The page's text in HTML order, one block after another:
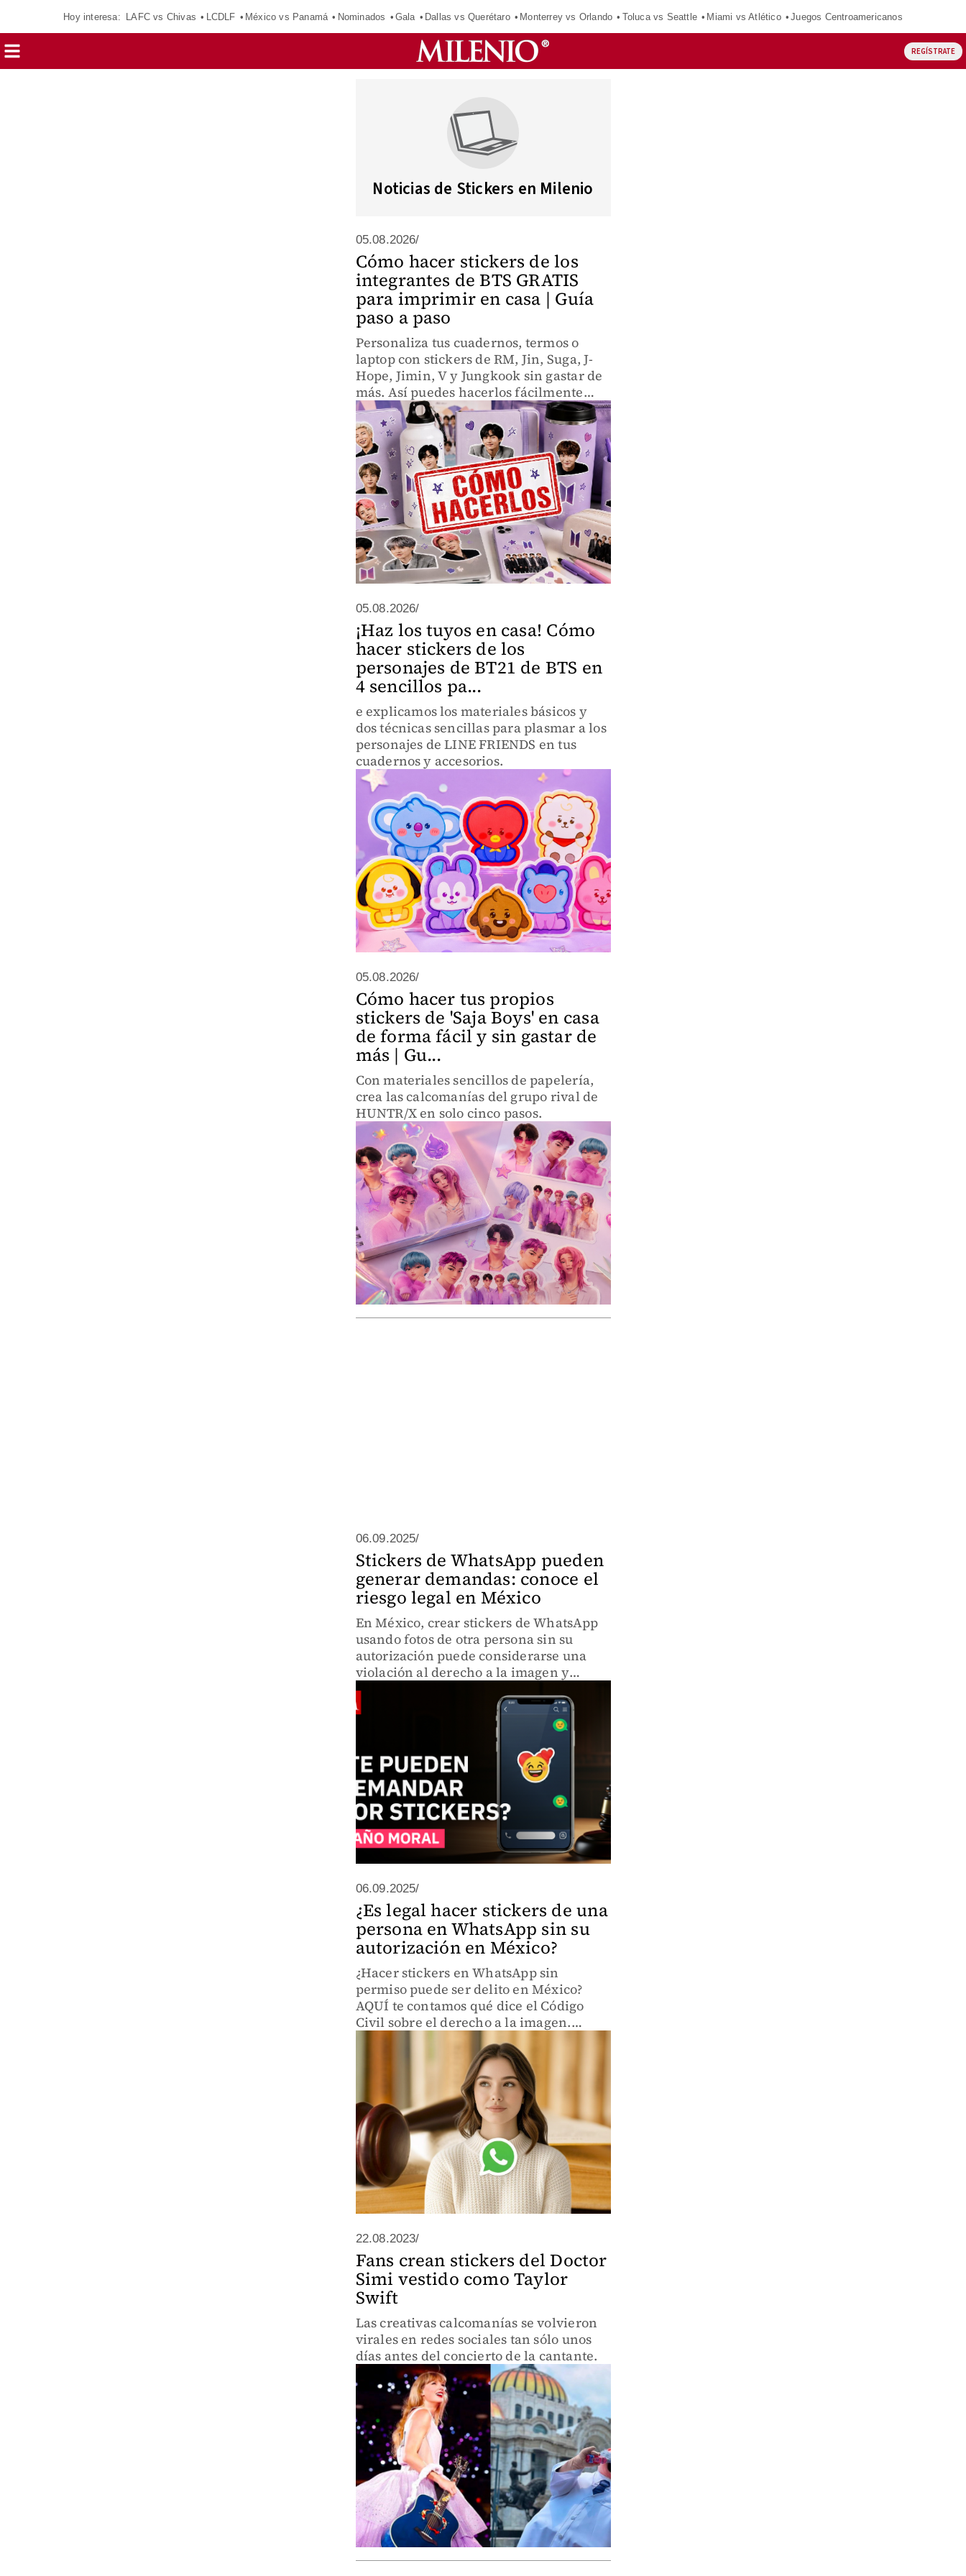
Hoy interesa: LAFC vs Chivas LCDLF México vs Panamá Nominados Gala Dallas vs Querétaro Monterrey vs Orlando Toluca vs Seattle Miami vs Atlético Juegos Centroamericanos
REGÍSTRATE
Noticias de Stickers en Milenio
05.08.2026/
Cómo hacer stickers de los
integrantes de BTS GRATIS
para imprimir en casa | Guía
paso a paso
Personaliza tus cuadernos, termos o
laptop con stickers de RM, Jin, Suga, J-
Hope, Jimin, V y Jungkook sin gastar de
más. Así puedes hacerlos fácilmente
desde casa.
05.08.2026/
¡Haz los tuyos en casa! Cómo
hacer stickers de los
personajes de BT21 de BTS en
4 sencillos pa...
e explicamos los materiales básicos y
dos técnicas sencillas para plasmar a los
personajes de LINE FRIENDS en tus
cuadernos y accesorios.
05.08.2026/
Cómo hacer tus propios
stickers de 'Saja Boys' en casa
de forma fácil y sin gastar de
más | Gu...
Con materiales sencillos de papelería,
crea las calcomanías del grupo rival de
HUNTR/X en solo cinco pasos.
06.09.2025/
Stickers de WhatsApp pueden
generar demandas: conoce el
riesgo legal en México
En México, crear stickers de WhatsApp
usando fotos de otra persona sin su
autorización puede considerarse una
violación al derecho a la imagen y
honor, según el artículo 1916 del Código
Civil Federal. Esto puede derivar en una
demanda por daño moral.
06.09.2025/
¿Es legal hacer stickers de una
persona en WhatsApp sin su
autorización en México?
¿Hacer stickers en WhatsApp sin
permiso puede ser delito en México?
AQUÍ te contamos qué dice el Código
Civil sobre el derecho a la imagen.
¡Prevé demandas por daño moral!
22.08.2023/
Fans crean stickers del Doctor
Simi vestido como Taylor
Swift
Las creativas calcomanías se volvieron
virales en redes sociales tan sólo unos
días antes del concierto de la cantante.